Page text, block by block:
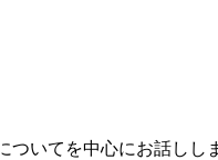
いてを中心にお話し